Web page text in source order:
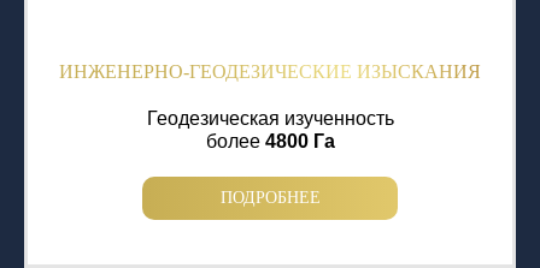
ИНЖЕНЕРНО-ГЕОДЕЗИЧЕСКИЕ ИЗЫСКАНИЯ
Геодезическая изученность
более 4800 Га
ПОДРОБНЕЕ